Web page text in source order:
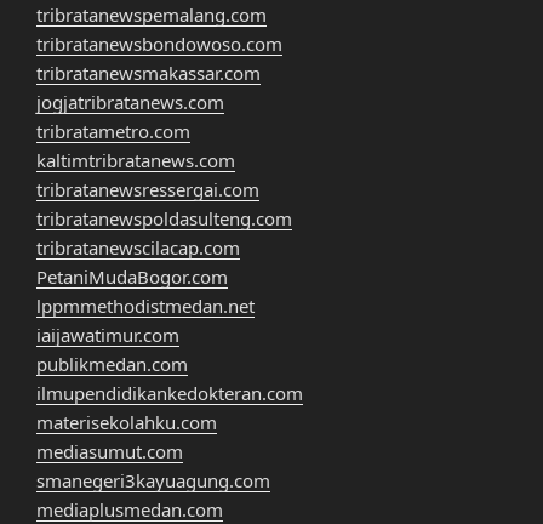
tribratanewspemalang.com
tribratanewsbondowoso.com
tribratanewsmakassar.com
jogjatribratanews.com
tribratametro.com
kaltimtribratanews.com
tribratanewsressergai.com
tribratanewspoldasulteng.com
tribratanewscilacap.com
PetaniMudaBogor.com
lppmmethodistmedan.net
iaijawatimur.com
publikmedan.com
ilmupendidikankedokteran.com
materisekolahku.com
mediasumut.com
smanegeri3kayuagung.com
mediaplusmedan.com